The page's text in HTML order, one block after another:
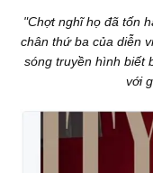
"Chợt nghĩ họ đã tốn
chân thứ ba của diễn
sóng truyền hình biết
với